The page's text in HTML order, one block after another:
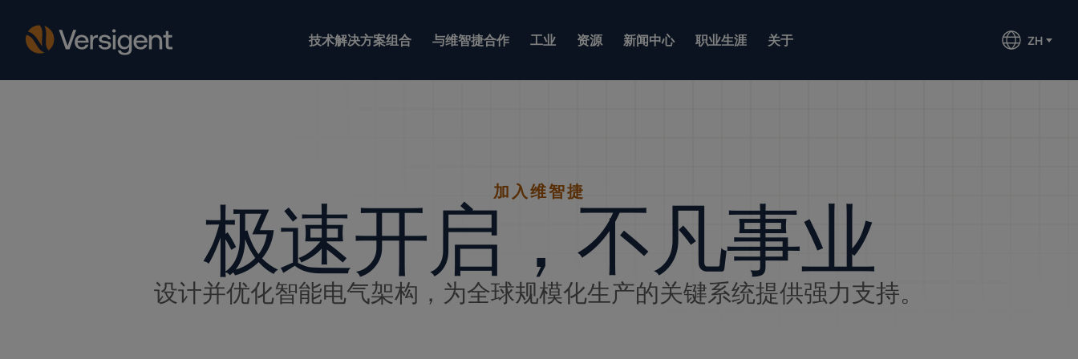
技术解决方案组合 与维智捷合作 工业 资源 新闻中心 职业生涯 关于 ZH
加入维智捷
极速开启，不凡事业
设计并优化智能电气架构，为全球规模化生产的关键系统提供强力支持。